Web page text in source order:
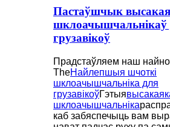
Пастаўшчык
шклоачышчальнікаў
грузавікоў
Прадстаўляем наш
TheНайлепшыя шчоткі
шклоачышчальніка для
грузавікоўГэтыя
шклоачышчальніка
каб забяспечыць вам